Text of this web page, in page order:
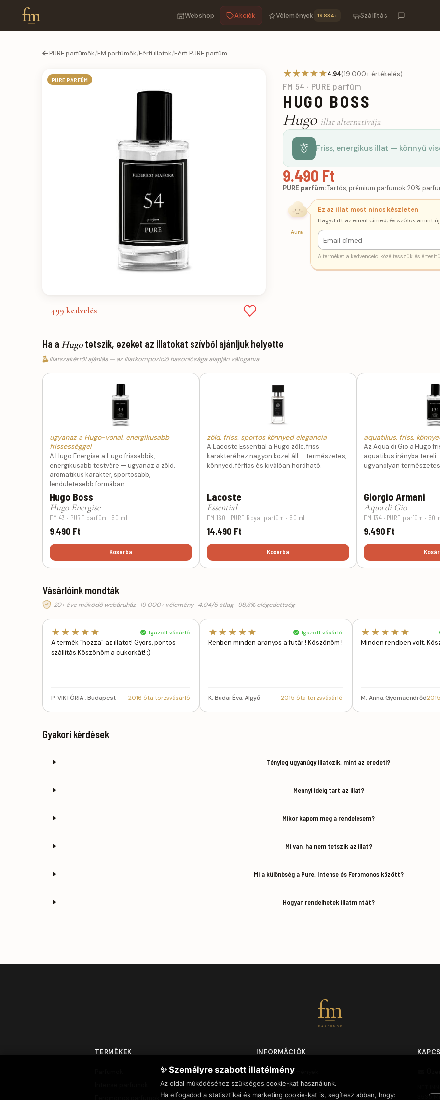
fm Webshop Akciók Vélemények 19.834+ Szállítás
PURE parfümök/FM parfümök/Férfi illatok/Férfi PURE parfüm
PURE PARFÜM
499 kedvelés
★★★★★4.94(19 000+ értékelés)
FM 54 · PURE parfüm
HUGO BOSS
Hugo illat alternatívája
Friss, energikus illat — könnyű
9.490 Ft
PURE parfüm:Tartós, prémium parfümök 20%
Aura
Ez az illat most nincs készleten
Hagyd itt az email címed, és szólok amint
A terméket a kedvenceid közé tesszük, és
Ha a Hugotetszik, ezeket az illatokat szívből ajánljuk helyette
Illatszakértői ajánlás — az illatkompozíció hasonlósága alapján válogatva
ugyanaz a Hugo-vonal, energikusabb
frissességgel
A Hugo Energise a Hugo frissebbik,
energikusabb testvére — ugyanaz a zöld,
aromatikus karakter, sportosabb,
lendületesebb formában.
Hugo Boss
Hugo Energise
FM 43 · PURE parfüm · 50 ml
9.490 Ft
Kosárba
zöld, friss, sportos könnyed elegancia
A Lacoste Essential a Hugo zöld, friss
karakteréhez nagyon közel áll — természetes,
könnyed, férfias és kiválóan hordható.
Lacoste
Essential
FM 160 · PURE Royal parfüm · 50 ml
14.490 Ft
Kosárba
aquatikus, friss,
Az Aqua di Gio a Hugo
aquatikus irányba tereli
ugyanolyan
Giorgio Armani
Aqua di Gio
FM 134 · PURE parfüm · 50
9.490 Ft
Vásárlóink mondták
20+ éve működő webáruház · 19 000+ vélemény · 4.94/5 átlag · 98,8% elégedettség
★★★★★ Igazolt vásárló
A termék "hozza" az illatot! Gyors, pontos
szállítás.Köszönöm a cukorkát! :)
P. VIKTÓRIA , Budapest 2016 óta törzsvásárló
★★★★★ Igazolt vásárló
Renben minden aranyos a futár ! Köszönöm !
K. Budai Éva, Algyő 2015 óta törzsvásárló
★★★★★
Minden rendben volt.
M. Anna, Gyomaendrőd
Gyakori kérdések
Tényleg ugyanúgy illatozik, mint az eredeti?
Mennyi ideig tart az illat?
Mikor kapom meg a rendelésem?
Mi van, ha nem tetszik az illat?
Mi a különbség a Pure, Intense és Feromonos között?
Hogyan rendelhetek illatmintát?
fm
PARFÜMÖK
TERMÉKEK INFORMÁCIÓK
Vásárlói vélemények
Szállítási díjak
Vásárlási feltételek
3535
✨ Személyre szabott illatélmény
Az oldal működéséhez szükséges cookie-kat használunk.
Ha elfogadod a statisztikai és marketing cookie-kat is, segítesz abban, hogy: